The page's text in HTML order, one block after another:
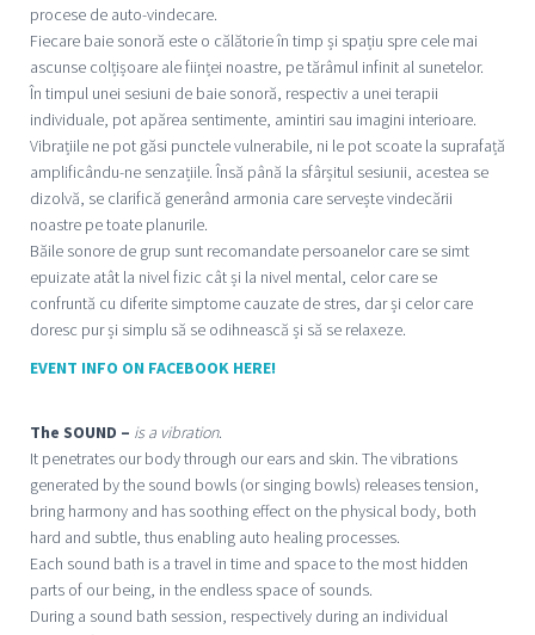
procese de auto-vindecare.
Fiecare baie sonoră este o călătorie în timp și spațiu spre cele mai
ascunse colțișoare ale ființei noastre, pe tărâmul infinit al sunetelor.
În timpul unei sesiuni de baie sonoră, respectiv a unei terapii
individuale, pot apărea sentimente, amintiri sau imagini interioare.
Vibrațiile ne pot găsi punctele vulnerabile, ni le pot scoate la suprafață
amplificându-ne senzațiile. Însă până la sfârșitul sesiunii, acestea se
dizolvă, se clarifică generând armonia care servește vindecării
noastre pe toate planurile.
Băile sonore de grup sunt recomandate persoanelor care se simt
epuizate atât la nivel fizic cât și la nivel mental, celor care se
confruntă cu diferite simptome cauzate de stres, dar și celor care
doresc pur și simplu să se odihnească și să se relaxeze.
EVENT INFO ON FACEBOOK HERE!
The SOUND – is a vibration.
It penetrates our body through our ears and skin. The vibrations
generated by the sound bowls (or singing bowls) releases tension,
bring harmony and has soothing effect on the physical body, both
hard and subtle, thus enabling auto healing processes.
Each sound bath is a travel in time and space to the most hidden
parts of our being, in the endless space of sounds.
During a sound bath session, respectively during an individual